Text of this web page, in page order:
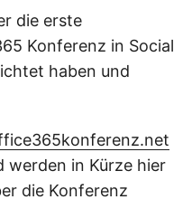
die erste
Konferenz in Social
haben und
in Kürze hier
die Konferenz